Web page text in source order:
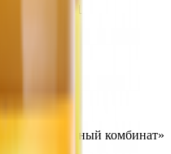
3.1
комбинат»